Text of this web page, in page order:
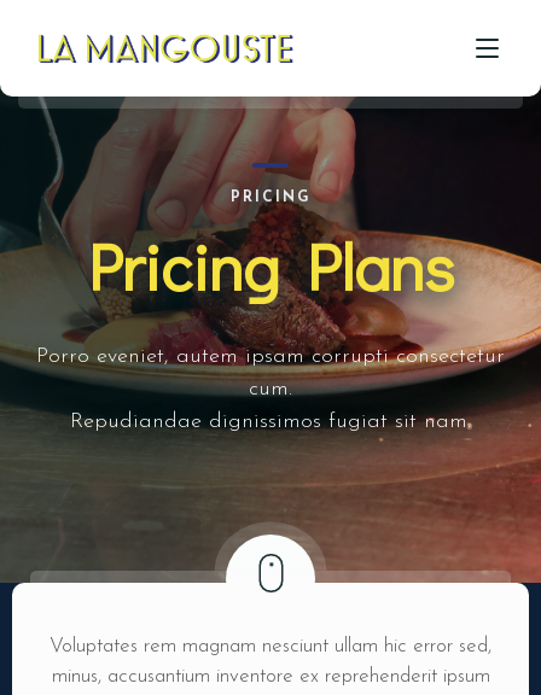
ACCUEIL
CÔTÉ RESTAU
CÔTÉ PIZZA
CÔTÉ BAR
A PROPOS
CONTACT
PRICING
Pricing Plans
Porro eveniet, autem ipsam corrupti consectetur
cum.
Repudiandae dignissimos fugiat sit nam.
Voluptates rem magnam nesciunt ullam hic error sed,
minus, accusantium inventore ex reprehenderit ipsum